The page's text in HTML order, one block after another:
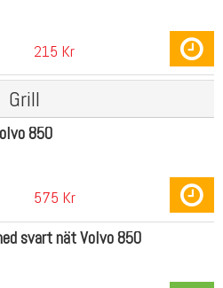
215 Kr
Grill
850
575 Kr
svart nät Volvo 850